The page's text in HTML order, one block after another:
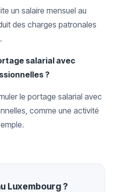
un salaire mensuel au
des charges patronales
salarial avec
?
le portage salarial avec
comme une activité
Luxembourg ?